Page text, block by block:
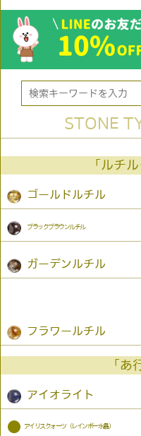
STONE
「ルチ
ゴールドルチル
ブラックブラウンルチル
ガーデンルチル
フラワールチル
「あ
アイオライト
● アイリスクォーツ（レインボー水晶）